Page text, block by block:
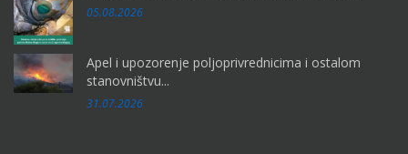
05.08.2026
Apel i upozorenje poljoprivrednicima i ostalom
stanovništvu...
31.07.2026